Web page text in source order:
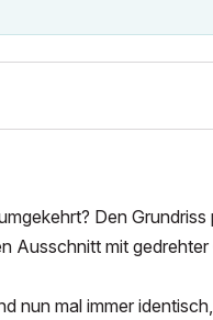
Den
Ausschnitt mit
nun mal immer